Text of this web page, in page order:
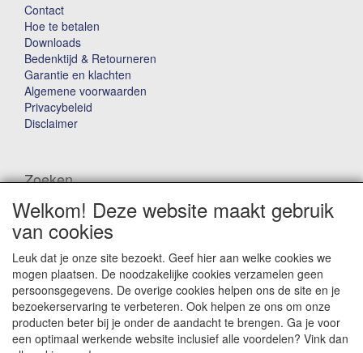
Contact
Hoe te betalen
Downloads
Bedenktijd & Retourneren
Garantie en klachten
Algemene voorwaarden
Privacybeleid
Disclaimer
Zoeken
Waar ben je naar op zoek?
Winkelwagen
Welkom! Deze website maakt gebruik
van cookies
Leuk dat je onze site bezoekt. Geef hier aan welke cookies we
mogen plaatsen. De noodzakelijke cookies verzamelen geen
persoonsgegevens. De overige cookies helpen ons de site en je
bezoekerservaring te verbeteren. Ook helpen ze ons om onze
producten beter bij je onder de aandacht te brengen. Ga je voor
een optimaal werkende website inclusief alle voordelen? Vink dan